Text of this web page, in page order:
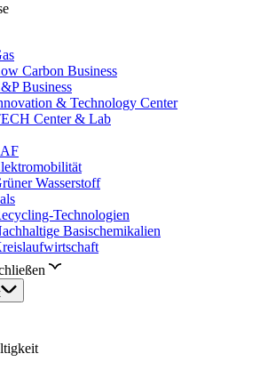
Carbon Business
Business
& Technology Center
Center & Lab
Wasserstoff
Technologien
Basischemikalien